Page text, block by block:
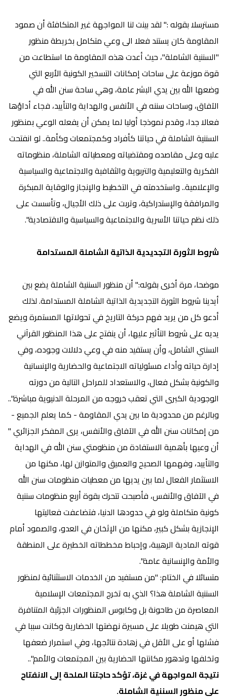
مسترسلا بقوله :" لقد بينت لنا المواجهة غير المتكافئة أن صمود
المقاومة كان يستند فعلا الى وعي متكامل بخريطة منظور
"السننية الشاملة"، حيث أعدت هذه المقاومة ما استطاعت من
قوة موزعة على ساحات إمكانات التسخير الكونية الأربع التي
وضعها الله بين يدي البشر عامة، وهي ساحة سنن الله في
الآفاق، وساحات سننه في الأنفس والهداية والتأييد، فجاء أداؤها
فعالا جدا، وقدم نموذجا أوليا لما يمكن أن يفعله الوعي بمنظور
السننية الشاملة في حياتنا كأفراد وكمجتمعات وكأمة.. لو انفتحت
عليه وعلى مقاصده ومقتضياته ومعطياته الشاملة، منظوماته
الفكرية والتعليمية والتربوية والثقافية والاجتماعية والسياسية
والإعلامية.. واستخدمته في التخطيط والإنجاز والوقاية المبكرة
والمرافقة والإستدراكية، وتربت على ذلك الأجيال، وتأسست على
ذلك نظم حياتنا الأسرية والاجتماعية والسياسية والاقتصادية".
شروط الثورة التجديدية الذاتية الشاملة المستدامة
موضحا، مرة أخرى بقوله:" أن منظور السننية الشاملة يضع بين
أيدينا شروط الثورة التجديدية الذاتية الشاملة المستدامة. لذلك
أدعو كل من يريد فهم حركة التاريخ في تحولاتها المستمرة ويضع
يديه على شروط التأثير عليها، أن ينفتح على هذا المنظور القرآني
السنني الشامل، وأن يستفيد منه في وعي دلالات وجوده، وفي
إدارة حياته وأداء مسئولياته الاجتماعية والحضارية والإنسانية
والكونية بشكل فعال، والاستعداد للمراحل التالية من دورته
الوجودية الكبرى التي تعقب خروجه من المرحلة الدنيوية مباشرة"..
وبالرغم من محدودية ما بين يدي المقاومة - كما يعلم الجميع -
من إمكانات سنن الله في الآفاق والأنفس، يرى المفكر الجزائري "
أن وعيها بأهمية الاستفادة من منظومتي سنن الله في الهداية
والتأييد، وفهمها الصحيح والعميق والمتوازن لها، مكنها من
الاستثمار الفعال لما بين يديها من معطيات منظومات سنن الله
في الآفاق والأنفس، فأصبحت تتحرك بقوة أربع منظومات سننية
كونية متكاملة ولو في حدودها الدنيا، فتضاعفت فعاليتها
الإنجازية بشكل كبير، مكنها من الإثخان في العدو، والصمود أمام
قوته المادية الرهيبة، وإحباط مخططاته الخطيرة على المنطقة
والأمة والإنسانية عامة".
متسائلا في الختام: "من مستفيد من الخدمات الاستثنائية لمنظور
السننية الشاملة هذا؟ الذي به تخرج المجتمعات الإسلامية
المعاصرة من طاحونة بل وكابوس المنظورات الجزئية المتنافرة
التي هيمنت طويلا على مسيرة نهضتها الحضارية وكانت سببا في
فشلها أو على الأقل في زهادة نتائجها، وفي استمرار ضعفها
وتخلفها وتدهور مكانتها الحضارية بين المجتمعات والأمم"..
نتيجة المواجهة في غزة، تؤكد حاجتنا الملحة إلى الانفتاح
على منظور السننية الشاملة.